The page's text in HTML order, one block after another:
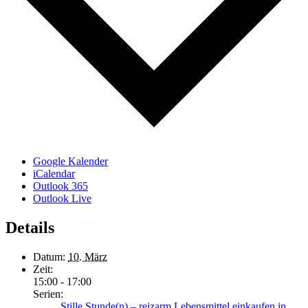
Google Kalender
iCalendar
Outlook 365
Outlook Live
Details
Datum: 10. März
Zeit:
15:00 - 17:00
Serien: